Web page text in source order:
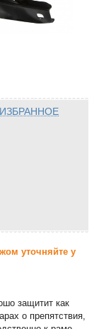
уточняйте у
защитит как
о препятствия,